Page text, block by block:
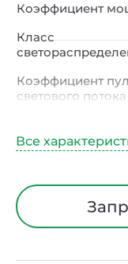
Коэффициент
Класс
Коэффициент
светового потока
Тип кривой силы
Угол рассеивания